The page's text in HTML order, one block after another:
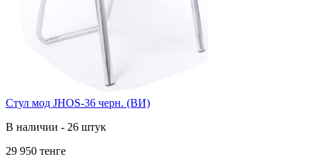
Стул мод JHOS-36 черн. (ВИ)
В наличии - 26 штук
29 950 тенге